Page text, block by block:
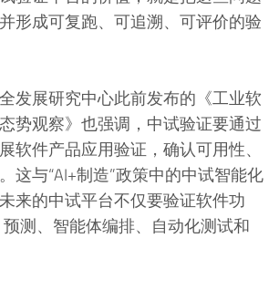
形成可复跑、可追溯、可评价的验
发展研究中心此前发布的《工业软
势观察》也强调，中试验证要通过
软件产品应用验证，确认可用性、
这与“AI+制造”政策中的中试智能化
来的中试平台不仅要验证软件功
测、智能体编排、自动化测试和